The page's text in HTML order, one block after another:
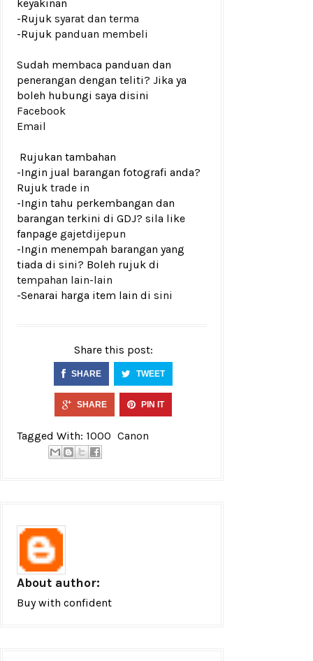
keyakinan
-Rujuk syarat dan terma
-Rujuk panduan membeli
Sudah membaca panduan dan
penerangan dengan teliti? Jika ya
boleh hubungi saya disini
Facebook
Email
Rujukan tambahan
-Ingin jual barangan fotografi anda?
Rujuk trade in
-Ingin tahu perkembangan dan
barangan terkini di GDJ? sila like
fanpage gajetdijepun
-Ingin menempah barangan yang
tiada di sini? Boleh rujuk di
tempahan lain-lain
-Senarai harga item lain di sini
Share this post:
SHARE TWEET
SHARE PIN IT
Tagged With: 1000 Canon
About author:
Buy with confident